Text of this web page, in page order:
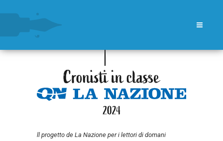
ll progetto de La Nazione per i lettori di domani